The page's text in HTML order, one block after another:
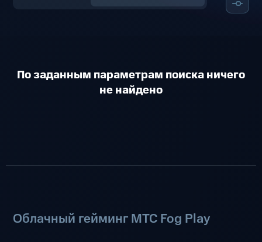
По заданным параметрам поиска ничего
не найдено
Облачный гейминг МТС Fog Play